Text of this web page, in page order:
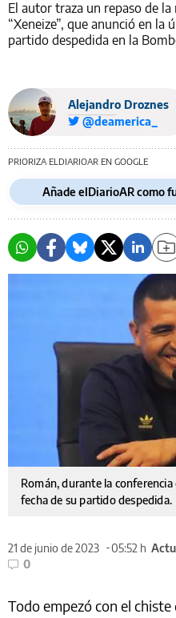
El autor traza un repaso de
“Xeneize”, que anunció en la
partido despedida en la
Alejandro Droznes
@deamerica_
PRIORIZA ELDIARIOAR EN GOOGLE
Añade elDiarioAR como
Román, durante la
fecha de su partido despedida.
21 de junio de 2023 05:52 h
0
Todo empezó con el chiste